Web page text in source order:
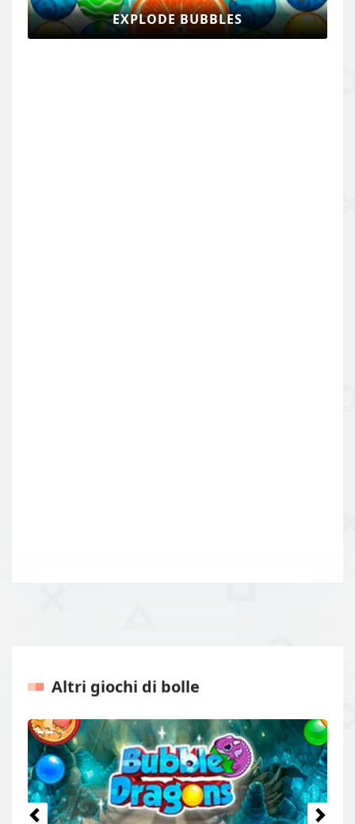
EXPLODE BUBBLES
Altri giochi di bolle
Precedenti